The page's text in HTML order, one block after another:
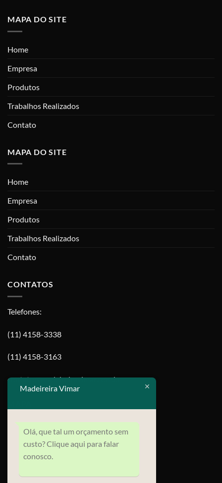
MAPA DO SITE
Home
Empresa
Produtos
Trabalhos Realizados
Contato
MAPA DO SITE
Home
Empresa
Produtos
Trabalhos Realizados
Contato
CONTATOS
Telefones:
(11) 4158-3338
(11) 4158-3163
contato@madeireiravimar.com.br
Madeireira Vimar
Olá, que tal um orçamento sem
custo? Clique aqui para falar
conosco.